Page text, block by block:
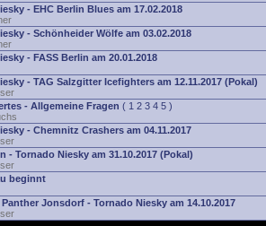
- EHC Berlin Blues am 17.02.2018
- Schönheider Wölfe am 03.02.2018
- FASS Berlin am 20.01.2018
- TAG Salzgitter Icefighters am 12.11.2017 (Pokal)
- Allgemeine Fragen ( 1 2 3 4 5 )
- Chemnitz Crashers am 04.11.2017
- Tornado Niesky am 31.10.2017 (Pokal)
beginnt
Panther Jonsdorf - Tornado Niesky am 14.10.2017